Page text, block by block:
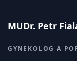
MUDr. Petr
GYNEKOLOG A